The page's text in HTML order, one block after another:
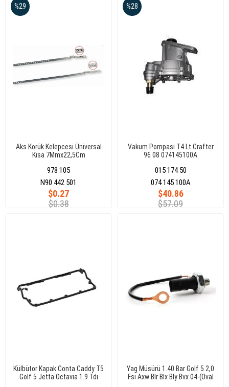
Aks Korük Kelepcesi Üniversal
Kısa 7Mmx22,5Cm
978 105
$0.27
$0.38
%29
N90 442 501
Vakum Pompası T4 Lt Crafter
96 08 074145100A
015 174 50
$40.86
$57.09
%28
074 145 100A
Külbütor Kapak Conta Caddy T5
Golf 5 Jetta Octavıa 1.9 Tdı
Yag Müsürü 1.40 Bar Golf 5 2,0
Fsı Axw Blr Blx Bly Bvx 04-(Oval